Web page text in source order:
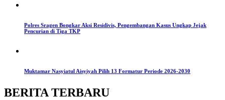
Polres Sragen Bongkar Aksi Residivis, Pengembangan Kasus Ungkap Jejak
Pencurian di Tiga TKP
Muktamar Nasyiatul Aisyiyah Pilih 13 Formatur Periode 2026-2030
BERITA TERBARU